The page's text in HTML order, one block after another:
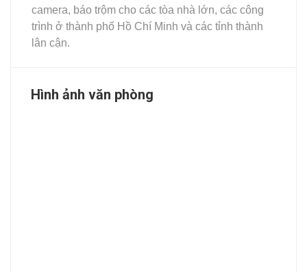
camera, báo trộm cho các tòa nhà lớn, các công
trình ở thành phố Hồ Chí Minh và các tỉnh thành
lân cận.
Hình ảnh văn phòng